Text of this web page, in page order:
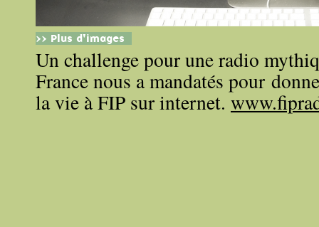
>> Plus d'images
Un challenge pour une radio
France nous a mandatés pour
la vie à FIP sur internet.